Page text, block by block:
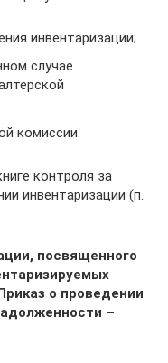
инвентаризации;
случае
комиссии.
контроля за
инвентаризации (п.
посвященного
о проведении
–